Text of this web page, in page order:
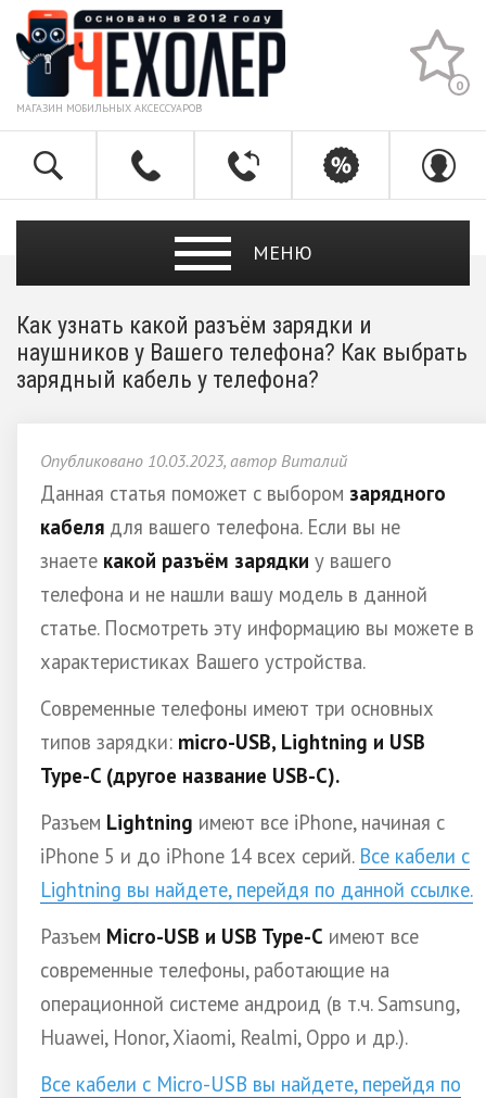
МАГАЗИН МОБИЛЬНЫХ АКСЕССУАРОВ
0
МЕНЮ
Как узнать какой разъём зарядки и
наушников у Вашего телефона? Как выбрать
зарядный кабель у телефона?
Опубликовано 10.03.2023, автор Виталий
Данная статья поможет с выбором зарядного
кабеля для вашего телефона. Если вы не
знаете какой разъём зарядки у вашего
телефона и не нашли вашу модель в данной
статье. Посмотреть эту информацию вы можете в
характеристиках Вашего устройства.
Современные телефоны имеют три основных
типов зарядки: micro-USB, Lightning и USB
Type-C (другое название USB-C).
Разъем Lightning имеют все iPhone, начиная с
iPhone 5 и до iPhone 14 всех серий. Все кабели с
Lightning вы найдете, перейдя по данной ссылке.
Разъем Micro-USB и USB Type-C имеют все
современные телефоны, работающие на
операционной системе андроид (в т.ч. Samsung,
Huawei, Honor, Xiaomi, Realmi, Oppo и др.).
Все кабели с Micro-USB вы найдете, перейдя по